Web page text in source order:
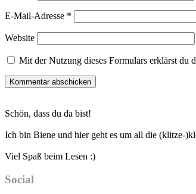
E-Mail-Adresse *
Website
Mit der Nutzung dieses Formulars erklärst du
Sidebar
Schön, dass du da bist!
Ich bin Biene und hier geht es um all die (klitze-
Viel Spaß beim Lesen :)
Social